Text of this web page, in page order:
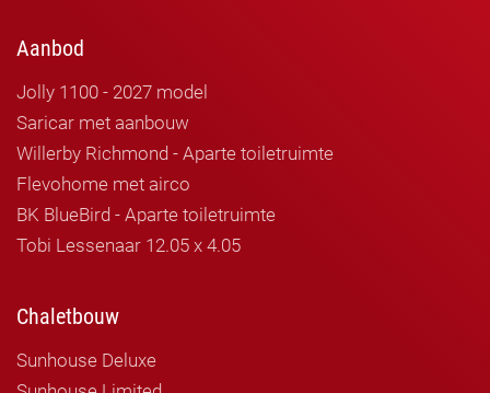
Aanbod
Jolly 1100 - 2027 model
Saricar met aanbouw
Willerby Richmond - Aparte toiletruimte
Flevohome met airco
BK BlueBird - Aparte toiletruimte
Tobi Lessenaar 12.05 x 4.05
Chaletbouw
Sunhouse Deluxe